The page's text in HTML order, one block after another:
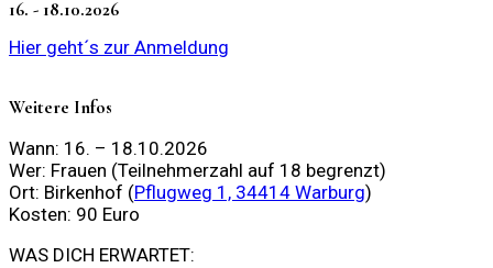
16. - 18.10.2026
Hier geht´s zur Anmeldung
Weitere Infos
Wann: 16. – 18.10.2026
Wer: Frauen (Teilnehmerzahl auf 18 begrenzt)
Ort: Birkenhof (Pflugweg 1, 34414 Warburg)
Kosten: 90 Euro
WAS DICH ERWARTET: